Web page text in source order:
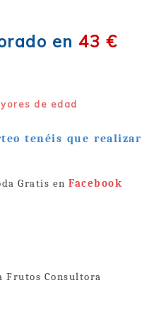
en 43 €
de edad
tenéis que realizar
Gratis enFacebook
Frutos Consultora